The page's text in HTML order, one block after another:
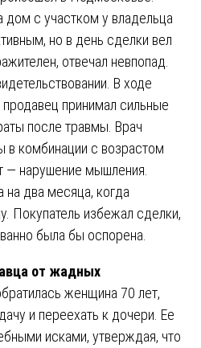
с участком у владельца
но в день сделки вел
отвечал невпопад.
В ходе
принимал сильные
после травмы. Врач
в комбинации с возрастом
— нарушение мышления.
два месяца, когда
Покупатель избежал сделки,
была бы оспорена.
от жадных
женщина 70 лет,
и переехать к дочери. Ее
исками, утверждая, что